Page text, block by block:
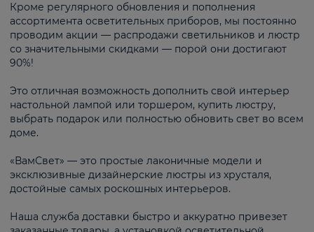
Кроме регулярного обновления и пополнения
ассортимента осветительных приборов, мы постоянно
проводим акции — распродажи светильников и люстр
со значительными скидками — порой они достигают
90%!
Это отличная возможность дополнить свой интерьер
настольной лампой или торшером, купить люстру,
выбрать подарок или полностью обновить свет во всем
доме.
«ВамСвет» — это простые лаконичные модели и
эксклюзивные дизайнерские люстры из хрусталя,
достойные самых роскошных интерьеров.
Наша служба доставки быстро и аккуратно привезет